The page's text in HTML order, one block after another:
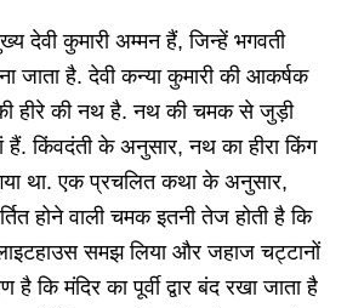
देवी कुमारी अम्मन हैं, जिन्हें भगवती
जाता है. देवी कन्या कुमारी की आकर्षक
की हीरे की नथ है. नथ की चमक से जुड़ी
हैं. किंवदंती के अनुसार, नथ का हीरा किंग
गया था. एक प्रचलित कथा के अनुसार,
होने वाली चमक इतनी तेज होती है कि
समझ लिया और जहाज चट्टानों
कि मंदिर का पूर्वी द्वार बंद रखा जाता है